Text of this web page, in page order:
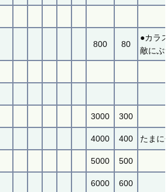
800 80
●カラ
敵にぶ
3000 300
4000 400 たまに
5000 500
6000 600